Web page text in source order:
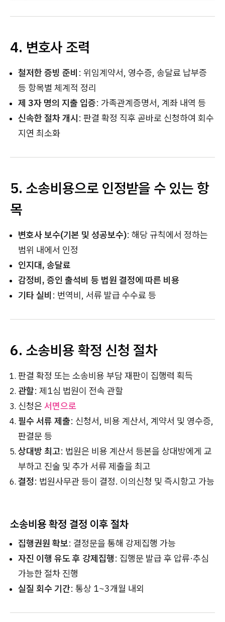
4. 변호사 조력
철저한 증빙 준비 : 위임계약서, 영수증, 송달료 납부증
등 항목별 체계적 정리
제 3자 명의 지출 입증: 가족관계증명서, 계좌 내역 등
신속한 절차 개시: 판결 확정 직후 곧바로 신청하여 회수
지연 최소화
5. 소송비용으로 인정받을 수 있는 항
목
변호사 보수(기본 및 성공보수): 해당 규칙에서 정하는
범위 내에서 인정
인지대, 송달료
감정비, 증인 출석비 등 법원 결정에 따른 비용
기타 실비 : 번역비, 서류 발급 수수료 등
6. 소송비용 확정 신청 절차
판결 확정 또는 소송비용 부담 재판이 집행력 획득
관할: 제1심 법원이 전속 관할
신청은 서면으로
필수 서류 제출: 신청서, 비용 계산서, 계약서 및 영수증,
판결문 등
상대방 최고: 법원은 비용 계산서 등본을 상대방에게 교
부하고 진술 및 추가 서류 제출을 최고
결정: 법원사무관 등이 결정. 이의신청 및 즉시항고 가능
소송비용 확정 결정 이후 절차
집행권원 확보: 결정문을 통해 강제집행 가능
자진 이행 유도 후 강제집행: 집행문 발급 후 압류·추심
가능한 절차 진행
실질 회수 기간: 통상 1~3개월 내외